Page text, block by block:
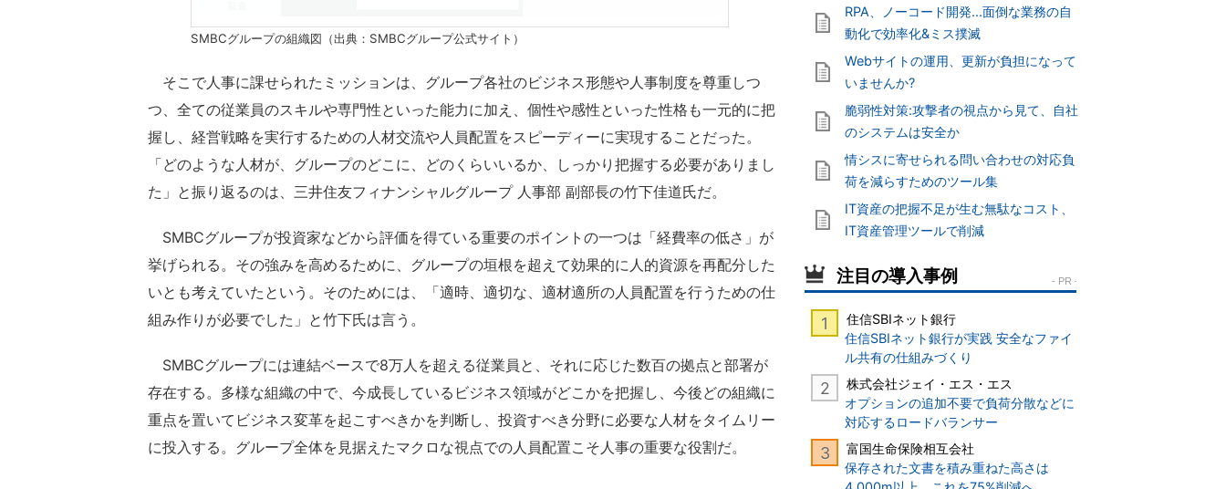
SMBCグループの組織図（出典：SMBCグループ公式サイト）
そこで人事に課せられたミッションは、グループ各社のビジネス形態や人事制度を尊重しつ
つ、全ての従業員のスキルや専門性といった能力に加え、個性や感性といった性格も一元的に把
握し、経営戦略を実行するための人材交流や人員配置をスピーディーに実現することだった。
「どのような人材が、グループのどこに、どのくらいいるか、しっかり把握する必要がありまし
た」と振り返るのは、三井住友フィナンシャルグループ 人事部 副部長の竹下佳道氏だ。
SMBCグループが投資家などから評価を得ている重要のポイントの一つは「経費率の低さ」が
挙げられる。その強みを高めるために、グループの垣根を超えて効果的に人的資源を再配分した
いとも考えていたという。そのためには、「適時、適切な、適材適所の人員配置を行うための仕
組み作りが必要でした」と竹下氏は言う。
SMBCグループには連結ベースで8万人を超える従業員と、それに応じた数百の拠点と部署が
存在する。多様な組織の中で、今成長しているビジネス領域がどこかを把握し、今後どの組織に
重点を置いてビジネス変革を起こすべきかを判断し、投資すべき分野に必要な人材をタイムリー
に投入する。グループ全体を見据えたマクロな視点での人員配置こそ人事の重要な役割だ。
RPA、ノーコード開発...面倒な業務の自
動化で効率化&ミス撲滅
Webサイトの運用、更新が負担になって
いませんか?
脆弱性対策:攻撃者の視点から見て、自社
のシステムは安全か
情シスに寄せられる問い合わせの対応負
荷を減らすためのツール集
IT資産の把握不足が生む無駄なコスト、
IT資産管理ツールで削減